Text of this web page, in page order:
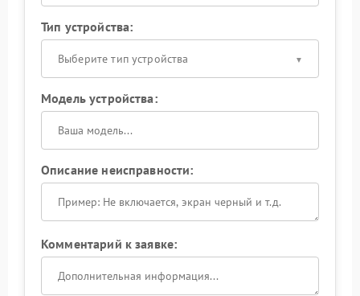
Тип устройства:
Выберите тип устройства
Модель устройства:
Описание неисправности:
Комментарий к заявке: